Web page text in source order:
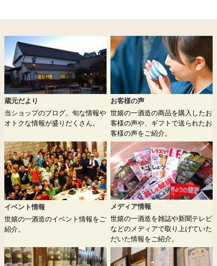
蔵元だより
当ショップのブログ。旬な情報や
オトクな情報が盛りだくさん。
お客様の声
世嬉の一酒造の商品を購入したお
客様の声や、ギフトで送られたお
客様の声をご紹介。
イベント情報
世嬉の一酒造のイベント情報をご
紹介。
メディア情報
世嬉の一酒造を雑誌や新聞テレビ
などのメディアで取り上げていた
だいた情報をご紹介。